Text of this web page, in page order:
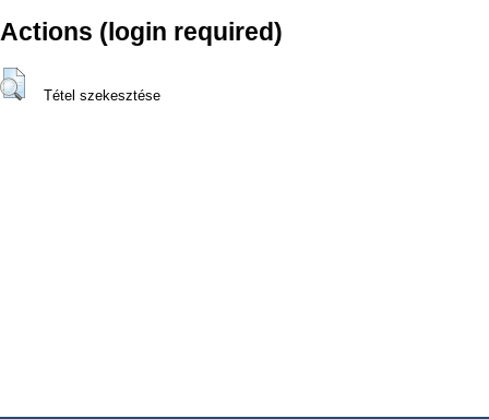
Actions (login required)
Tétel szekesztése